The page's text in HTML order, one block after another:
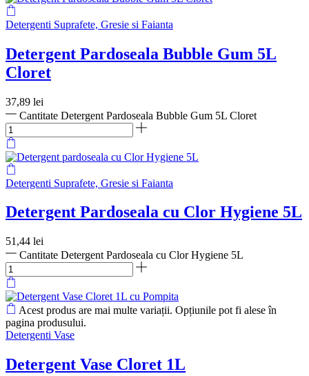
Detergenti Suprafete, Gresie si Faianta
Detergent Pardoseala Bubble Gum 5L
Cloret
37,89 lei
Cantitate Detergent Pardoseala Bubble Gum 5L Cloret
Detergenti Suprafete, Gresie si Faianta
Detergent Pardoseala cu Clor Hygiene 5L
51,44 lei
Cantitate Detergent Pardoseala cu Clor Hygiene 5L
Acest produs are mai multe variații. Opțiunile pot fi alese în
pagina produsului.
Detergenti Vase
Detergent Vase Cloret 1L